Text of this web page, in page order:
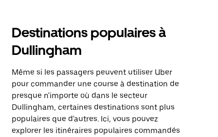
Destinations populaires à
Dullingham
Même si les passagers peuvent utiliser Uber
pour commander une course à destination de
presque n'importe où dans le secteur
Dullingham, certaines destinations sont plus
populaires que d'autres. Ici, vous pouvez
explorer les itinéraires populaires commandés